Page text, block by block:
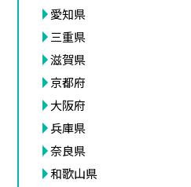
愛知県
三重県
滋賀県
京都府
大阪府
兵庫県
奈良県
和歌山県